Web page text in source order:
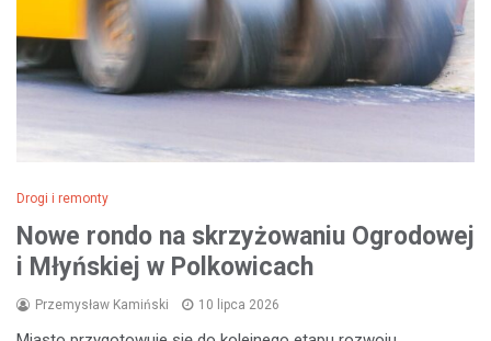
Drogi i remonty
Nowe rondo na skrzyżowaniu Ogrodowej
i Młyńskiej w Polkowicach
Przemysław Kamiński 10 lipca 2026